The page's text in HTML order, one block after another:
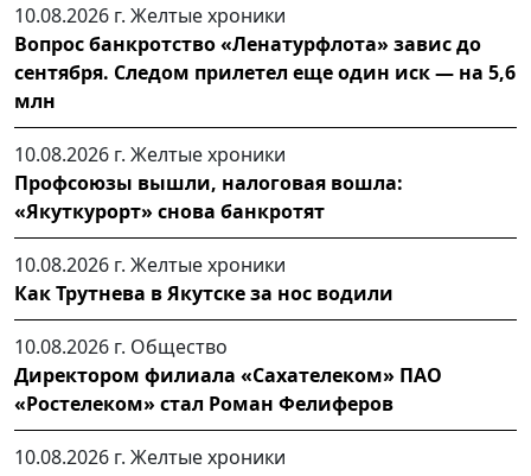
10.08.2026 г. Желтые хроники
Вопрос банкротство «Ленатурфлота» завис до
сентября. Следом прилетел еще один иск — на 5,6
млн
10.08.2026 г. Желтые хроники
Профсоюзы вышли, налоговая вошла:
«Якуткурорт» снова банкротят
10.08.2026 г. Желтые хроники
Как Трутнева в Якутске за нос водили
10.08.2026 г. Общество
Директором филиала «Сахателеком» ПАО
«Ростелеком» стал Роман Фелиферов
10.08.2026 г. Желтые хроники